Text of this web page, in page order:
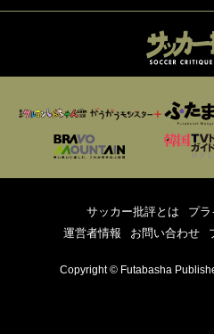
サッカー批評とは
プ
運営者情報
お問い合わせ
Copyright © Futabasha